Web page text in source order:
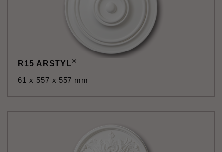
R15 ARSTYL®
61 x 557 x 557 mm